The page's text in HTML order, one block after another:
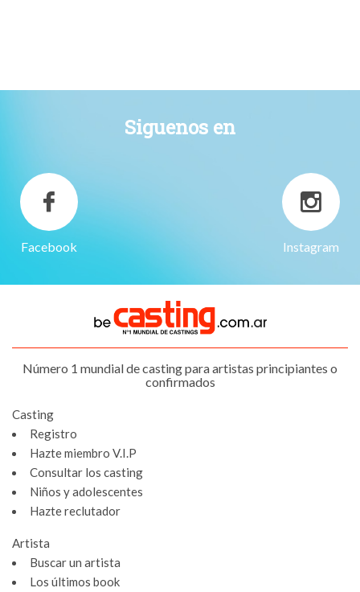
Siguenos en
Facebook Instagram
Número 1 mundial de casting para artistas principiantes o
confirmados
Casting
Registro
Hazte miembro V.I.P
Consultar los casting
Niños y adolescentes
Hazte reclutador
Artista
Buscar un artista
Los últimos book